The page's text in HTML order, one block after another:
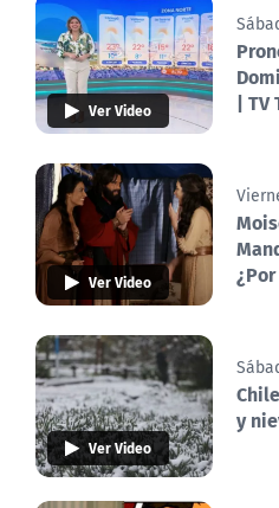
Ver Video
| TV
Ver Video
Ver Video
y